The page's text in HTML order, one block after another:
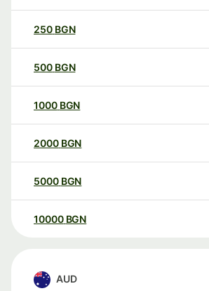
250 BGN
500 BGN
1000 BGN
2000 BGN
5000 BGN
10000 BGN
AUD